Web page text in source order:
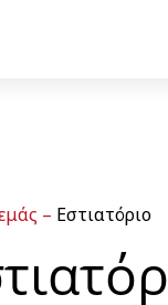
– Εστιατόριο